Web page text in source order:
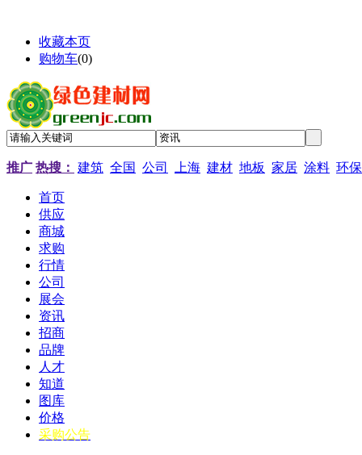
收藏本页
购物车(0)
推广 热搜： 建筑 全国 公司 上海 建材 地板 家居 涂料 环保
首页
供应
商城
求购
行情
公司
展会
资讯
招商
品牌
人才
知道
图库
价格
采购公告